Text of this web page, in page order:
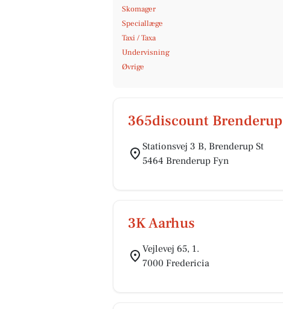
Skomager
Speciallæge
Taxi / Taxa
Undervisning
Øvrige
365discount
Stationsvej 3 B, Brenderup St
5464 Brenderup Fyn
3K Aarhus
Vejlevej 65, 1.
7000 Fredericia